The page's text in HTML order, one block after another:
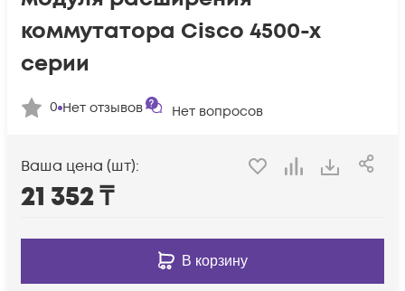
коммутатора Cisco 4500-x
серии
0 Нет отзывов Нет вопросов
Ваша цена (шт):
21 352₸
В корзину